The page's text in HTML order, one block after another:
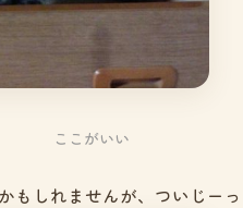
ここがいい
もしれませんが、ついじー